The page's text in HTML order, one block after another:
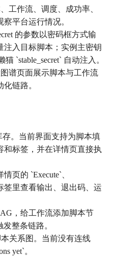
工作流、调度、成功率、
平台运行情况。
的参数以密码框方式输
注入目标脚本；实例主密钥
`stable_secret` 自动注入。
谱页面展示脚本与工作流
链路。
存。当前界面支持为脚本填
标签，并在详情页直接执
页的 `Execute`、
签里查看输出、退出码、运
，给工作流添加脚本节
发整条链路。
关系图。当前没有连线
yet`。